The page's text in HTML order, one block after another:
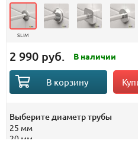
Выберите диаметр трубы
25 мм
20 мм
SLIM
2 990 руб. В наличии
В корзину